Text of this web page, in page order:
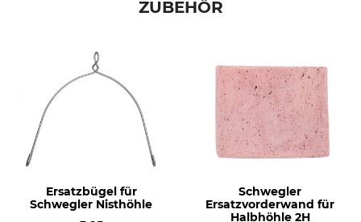
ZUBEHÖR
Ersatzbügel für
Schwegler Nisthöhle
Schwegler
Ersatzvorderwand für
Halbhöhle 2H